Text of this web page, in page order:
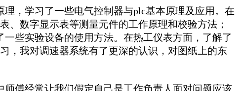
，学习了一些电气控制器与plc基本原理及应用。在
、数字显示表等测量元件的工作原理和校验方法；
些实验设备的使用方法。在热工仪表方面，了解了
，我对调速器系统有了更深的认识，对图纸上的东
傅经常让我们假定自己是工作负责人面对问题应该